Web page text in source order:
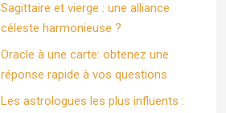
Sagittaire et vierge : une alliance
céleste harmonieuse ?
Oracle à une carte: obtenez une
réponse rapide à vos questions
Les astrologues les plus influents :